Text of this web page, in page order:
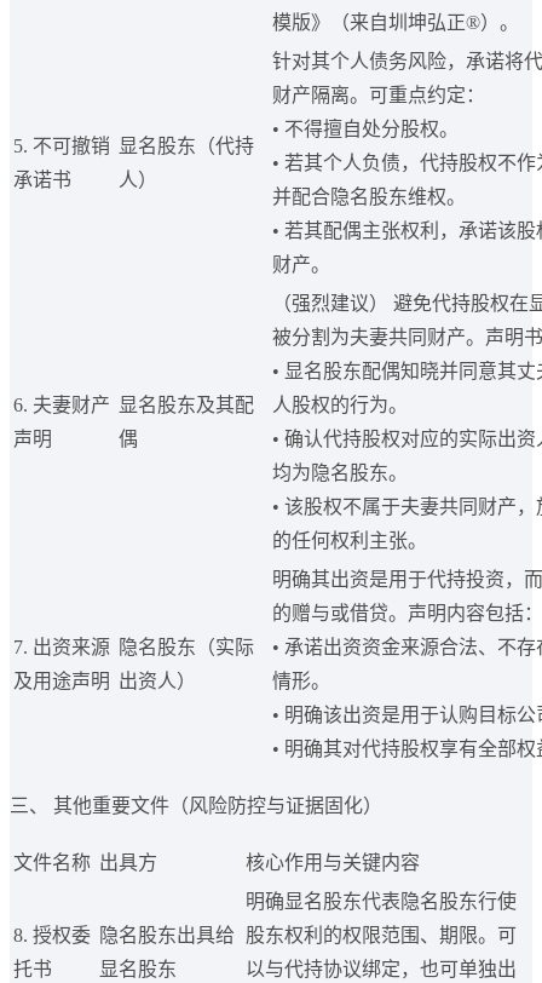
模版》（来自圳坤弘正®）。
5. 不可撤销
承诺书
显名股东（代持
人）
针对其个人债务风险，承诺将
财产隔离。可重点约定：
• 不得擅自处分股权。
• 若其个人负债，代持股权不
并配合隐名股东维权。
• 若其配偶主张权利，承诺该
财产。
6. 夫妻财产
声明
显名股东及其配
偶
（强烈建议） 避免代持股权在
被分割为夫妻共同财产。声明
• 显名股东配偶知晓并同意其
人股权的行为。
• 确认代持股权对应的实际出
均为隐名股东。
• 该股权不属于夫妻共同财产
的任何权利主张。
7. 出资来源
及用途声明
隐名股东（实际
出资人）
明确其出资是用于代持投资，
的赠与或借贷。声明内容包括：
• 承诺出资资金来源合法、不
情形。
• 明确该出资是用于认购目标公
• 明确其对代持股权享有全部权
三、 其他重要文件（风险防控与证据固化）
文件名称 出具方 核心作用与关键内容
8. 授权委
托书
隐名股东出具给
显名股东
明确显名股东代表隐名股东行使
股东权利的权限范围、期限。可
以与代持协议绑定，也可单独出